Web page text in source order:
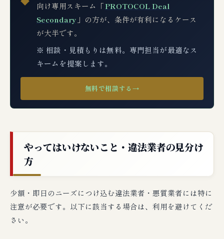
向け専用スキーム「PROTOCOL Deal
Secondary 」の方が、条件が有利になるケース
が大半です。
※ 相談・見積もりは無料。専門担当が最適なス
キームを提案します。
無料で相談する →
やってはいけないこと・違法業者の見分け
方
少額・即日のニーズにつけ込む違法業者・悪質業者には特に
注意が必要です。以下に該当する場合は、利用を避けてくだ
さい。